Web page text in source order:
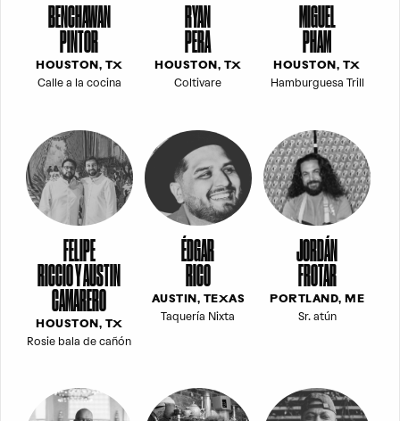
BENCHAWAN
PINTOR
HOUSTON, TX
Calle a la cocina
RYAN
PERA
HOUSTON, TX
Coltivare
MIGUEL
PHAM
HOUSTON, TX
Hamburguesa Trill
FELIPE
RICCIO Y AUSTIN
CAMARERO
HOUSTON, TX
Rosie bala de cañón
ÉDGAR
RICO
AUSTIN, TEXAS
Taquería Nixta
JORDÁN
FROTAR
PORTLAND, ME
Sr. atún